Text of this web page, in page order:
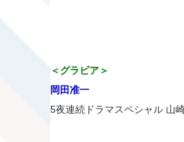
＜グラビア＞
岡田准一
5夜連続ドラマスペシャル 山